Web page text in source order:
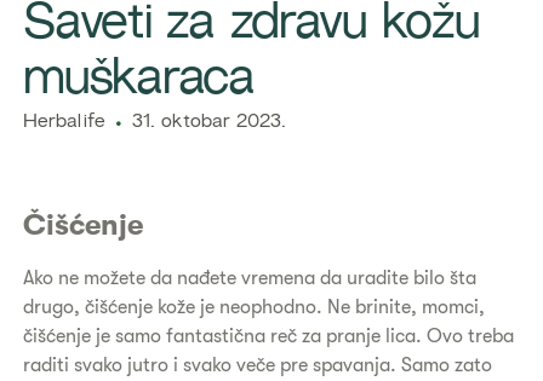
Saveti za zdravu kožu
muškaraca
Herbalife 31. oktobar 2023.
Čišćenje
Ako ne možete da nađete vremena da uradite bilo šta
drugo, čišćenje kože je neophodno. Ne brinite, momci,
čišćenje je samo fantastična reč za pranje lica. Ovo treba
raditi svako jutro i svako veče pre spavanja. Samo zato